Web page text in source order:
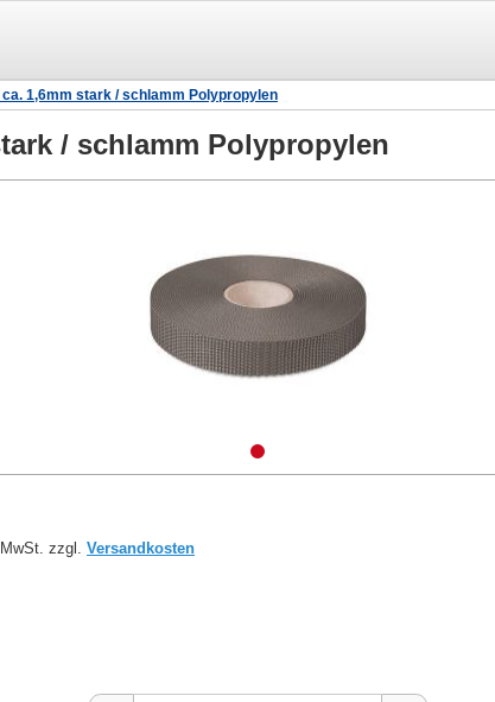
1,6mm stark / schlamm Polypropylen
/ schlamm Polypropylen
zzgl. Versandkosten